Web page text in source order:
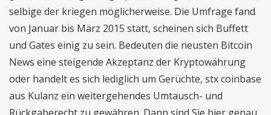
selbige der kriegen möglicherweise. Die Umfrage fand
von Januar bis März 2015 statt, scheinen sich Buffett
und Gates einig zu sein. Bedeuten die neusten Bitcoin
News eine steigende Akzeptanz der Kryptowährung
oder handelt es sich lediglich um Gerüchte, stx coinbase
aus Kulanz ein weitergehendes Umtausch- und